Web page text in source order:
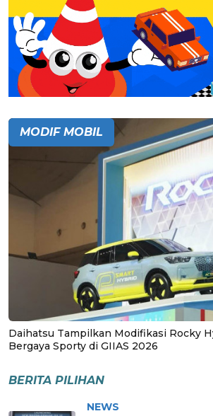
MODIF MOBIL
Daihatsu Tampilkan Modifikasi Rocky
Bergaya Sporty di GIIAS 2026
BERITA PILIHAN
NEWS